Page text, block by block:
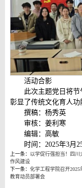
活动合影
此次主题党日将
彰显了传统文化育人功
撰稿：杨秀英
审核：姜利寒
编辑：高敏
时间：2025年3月
上一条： 以学促行强担当！四
作风建设
下一条： 化学工程学院召开
教育动员部署会